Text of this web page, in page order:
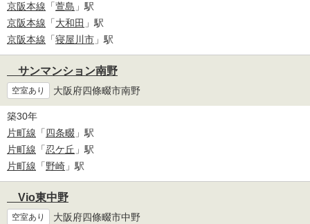
京阪本線 「萱島 」駅
京阪本線 「大和田 」駅
京阪本線 「寝屋川市 」駅
サンマンション南野
空室あり 大阪府四條畷市南野
築30年
片町線 「四条畷 」駅
片町線 「忍ケ丘 」駅
片町線 「野崎 」駅
Vio東中野
空室あり 大阪府四條畷市中野